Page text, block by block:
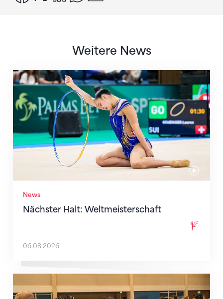
Weitere News
News
Nächster Halt: Weltmeisterschaft
Nächster Halt: Weltmeisterschaft
06.08.2026
Mit klaren Zielen nach Zagreb